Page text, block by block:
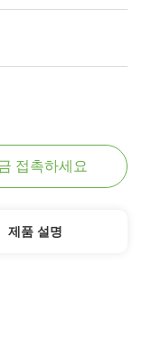
접촉하세요
제품 설명